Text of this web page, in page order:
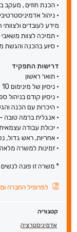
• הכנת חוזים , מעקב
• ניהול
מידע לעובדים
• תמיכה לצוות משאבי
• סיוע בהכנה והגשת
דרישות התפקיד
• תואר ראשון
• ניסיון של מינימום 10 שנים .
• ניסיון קודם בניהול
• היכרות עם הכנה
• אנגלית ברמה טובה -
• יכולת עבודה
• אחריות, ראש גדול,
• זמינות למשרה מלאה
* משרה זו פונה
לפרופיל החברה
קטגוריה
אדמיניסטרציה